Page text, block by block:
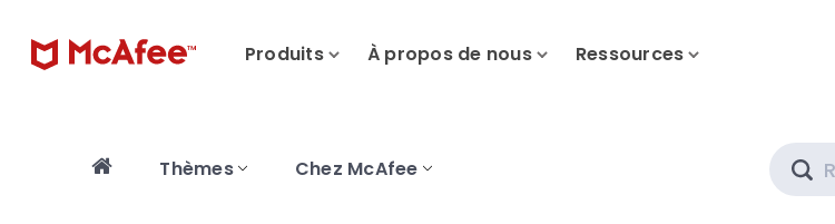
Produits À propos de nous Ressources
Thèmes Chez McAfee